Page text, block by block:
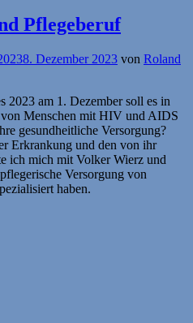
Pflegeberuf
8. Dezember 2023 von Roland
2023 am 1. Dezember soll es in
Menschen mit HIV und AIDS
gesundheitliche Versorgung?
Erkrankung und den von ihr
ich mich mit Volker Wierz und
Versorgung von
haben.